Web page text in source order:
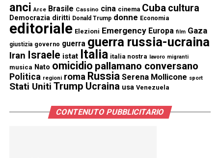
anci Arce Brasile Cassino cina cinema Cuba cultura
Democrazia diritti Donald Trump donne Economia
editoriale Elezioni Emergency Europa film Gaza
giustizia governo guerra guerra russia-ucraina
Iran Israele istat Italia italia nostra lavoro migranti
musica Nato omicidio pallamano conversano
Politica regioni roma Russia Serena Mollicone sport
Stati Uniti Trump Ucraina usa Venezuela
CONTENUTO PUBBLICITARIO